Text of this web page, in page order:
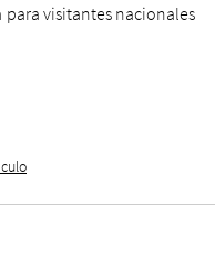
visitantes nacionales